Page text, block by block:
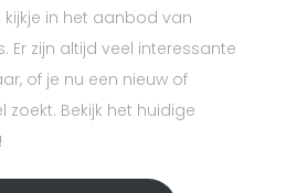
in het aanbod van
Er zijn altijd veel interessante
of je nu een nieuw of
Bekijk het huidige